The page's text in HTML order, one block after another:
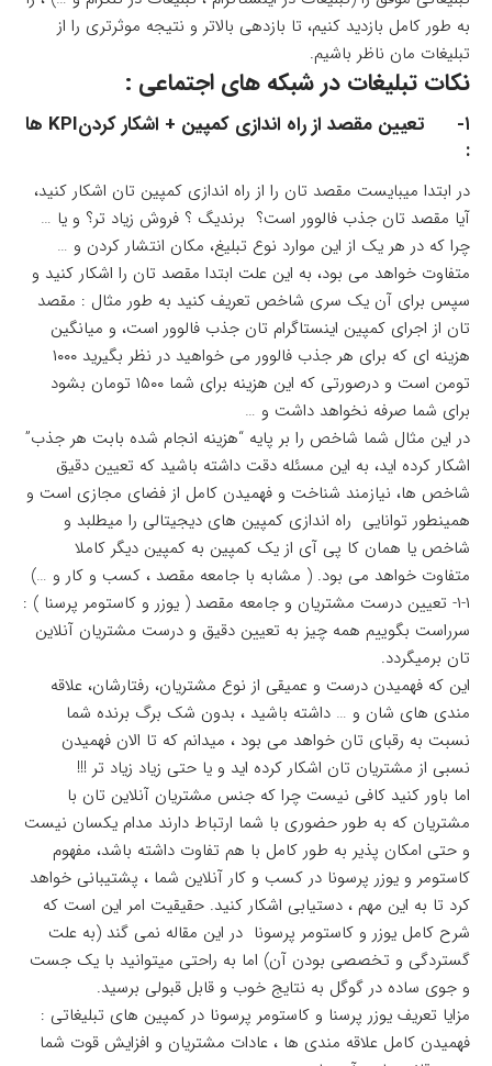
به طور کامل بازدید کنیم، تا بازدهی بالاتر و نتیجه موثرتری را از
تبلیغات مان ناظر باشیم.
نکات تبلیغات در شبکه های اجتماعی :
۱- تعیین مقصد از راه اندازی کمپین + اشکار کردنKPI ها
:
در ابتدا میبایست مقصد تان را از راه اندازی کمپین تان اشکار کنید،
آیا مقصد تان جذب فالوور است؟ برندیگ ؟ فروش زیاد تر؟ و یا …
چرا که در هر یک از این موارد نوع تبلیغ، مکان انتشار کردن و …
متفاوت خواهد می بود، به این علت ابتدا مقصد تان را اشکار کنید و
سپس برای آن یک سری شاخص تعریف کنید به طور مثال : مقصد
تان از اجرای کمپین اینستاگرام تان جذب فالوور است، و میانگین
هزینه ای که برای هر جذب فالوور می خواهید در نظر بگیرید ۱۰۰۰
تومن است و درصورتی که این هزینه برای شما ۱۵۰۰ تومان بشود
برای شما صرفه نخواهد داشت و …
در این مثال شما شاخص را بر پایه “هزینه انجام شده بابت هر جذب”
اشکار کرده اید، به این مسئله دقت داشته باشید که تعیین دقیق
شاخص ها، نیازمند شناخت و فهمیدن کامل از فضای مجازی است و
همینطور توانایی راه اندازی کمپین های دیجیتالی را میطلبد و
شاخص یا همان کا پی آی از یک کمپین به کمپین دیگر کاملا
متفاوت خواهد می بود. ( مشابه با جامعه مقصد ، کسب و کار و …)
۱-۱- تعیین درست مشتریان و جامعه مقصد ( یوزر و کاستومر پرسنا ) :
سرراست بگوییم همه چیز به تعیین دقیق و درست مشتریان آنلاین
تان برمیگردد.
این که فهمیدن درست و عمیقی از نوع مشتریان، رفتارشان، علاقه
مندی های شان و … داشته باشید ، بدون شک برگ برنده شما
نسبت به رقبای تان خواهد می بود ، میدانم که تا الان فهمیدن
نسبی از مشتریان تان اشکار کرده اید و یا حتی زیاد زیاد تر !!!
اما باور کنید کافی نیست چرا که جنس مشتریان آنلاین تان با
مشتریان که به طور حضوری با شما ارتباط دارند مدام یکسان نیست
و حتی امکان پذیر به طور کامل با هم تفاوت داشته باشد، مفهوم
کاستومر و یوزر پرسونا در کسب و کار آنلاین شما ، پشتیبانی خواهد
کرد تا به این مهم ، دستیابی اشکار کنید. حقیقیت امر این است که
شرح کامل یوزر و کاستومر پرسونا در این مقاله نمی گند (به علت
گستردگی و تخصصی بودن آن) اما به راحتی میتوانید با یک جست
و جوی ساده در گوگل به نتایج خوب و قابل قبولی برسید.
مزایا تعریف یوزر پرسنا و کاستومر پرسونا در کمپین های تبلیغاتی :
فهمیدن کامل علاقه مندی ها ، عادات مشتریان و افزایش قوت شما